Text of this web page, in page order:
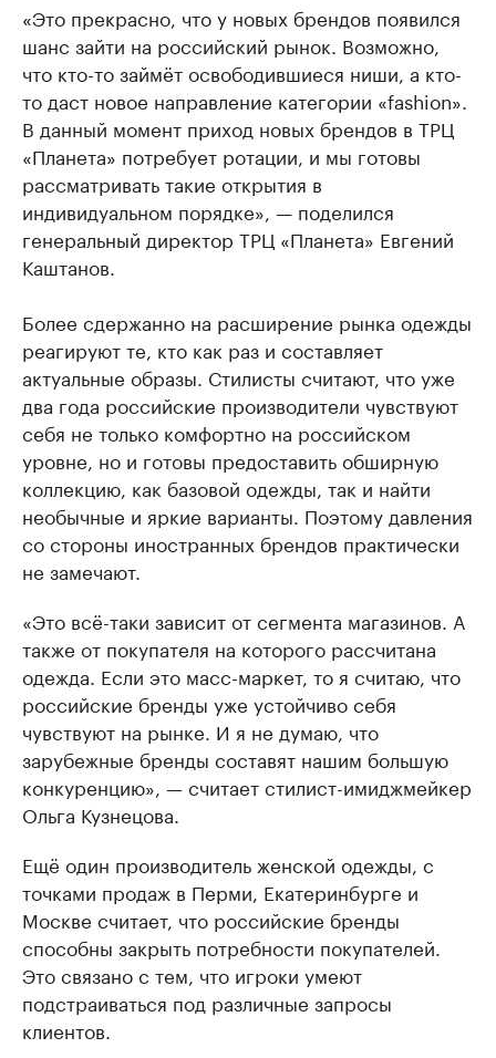
«Это прекрасно, что у новых брендов появился
шанс зайти на российский рынок. Возможно,
что кто-то займёт освободившиеся ниши, а кто-
то даст новое направление категории «fashion».
В данный момент приход новых брендов в ТРЦ
«Планета» потребует ротации, и мы готовы
рассматривать такие открытия в
индивидуальном порядке», — поделился
генеральный директор ТРЦ «Планета» Евгений
Каштанов.
Более сдержанно на расширение рынка одежды
реагируют те, кто как раз и составляет
актуальные образы. Стилисты считают, что уже
два года российские производители чувствуют
себя не только комфортно на российском
уровне, но и готовы предоставить обширную
коллекцию, как базовой одежды, так и найти
необычные и яркие варианты. Поэтому давления
со стороны иностранных брендов практически
не замечают.
«Это всё-таки зависит от сегмента магазинов. А
также от покупателя на которого рассчитана
одежда. Если это масс-маркет, то я считаю, что
российские бренды уже устойчиво себя
чувствуют на рынке. И я не думаю, что
зарубежные бренды составят нашим большую
конкуренцию», — считает стилист-имиджмейкер
Ольга Кузнецова.
Ещё один производитель женской одежды, с
точками продаж в Перми, Екатеринбурге и
Москве считает, что российские бренды
способны закрыть потребности покупателей.
Это связано с тем, что игроки умеют
подстраиваться под различные запросы
клиентов.